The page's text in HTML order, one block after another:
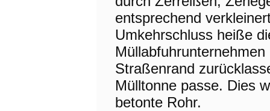
entsprechend
Umkehrschluss heiße
Straßenrand
Mülltonne passe. Dies
betonte Rohr.